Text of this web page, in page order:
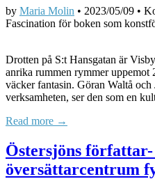
by Maria Molin • 2023/05/09 •
Fascination för boken som
Drotten på S:t Hansgatan är
anrika rummen rymmer
väcker fantasin. Göran Waltå
verksamheten, ser den som en
Read more →
Östersjöns författar-
översättarcentrum